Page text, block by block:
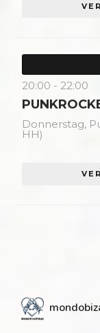
20:00 - 22:00
Donnerstag,
HH)